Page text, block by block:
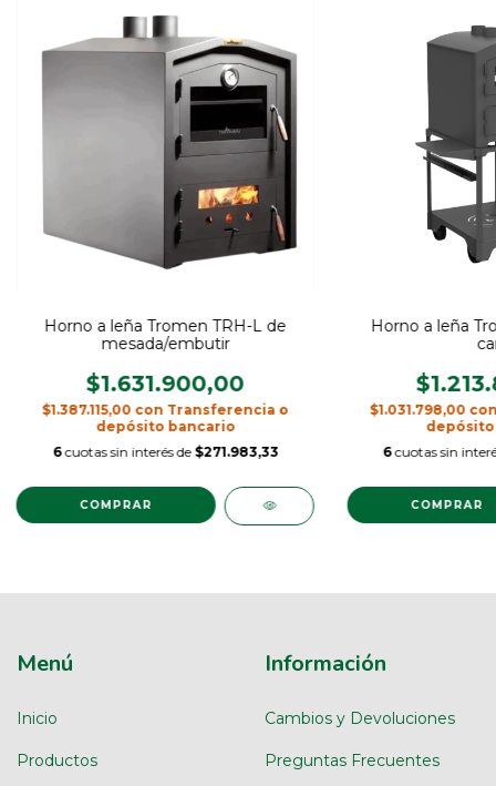
Horno a leña Tromen TRH-L de
mesada/embutir
$1.631.900,00
$1.387.115,00 con Transferencia o
depósito bancario
6 cuotas sin interés de $271.983,33
Horno a leña
$1.031.798,00
6 cuotas sin
Menú
Inicio
Productos
Información
Cambios y Devoluciones
Preguntas Frecuentes